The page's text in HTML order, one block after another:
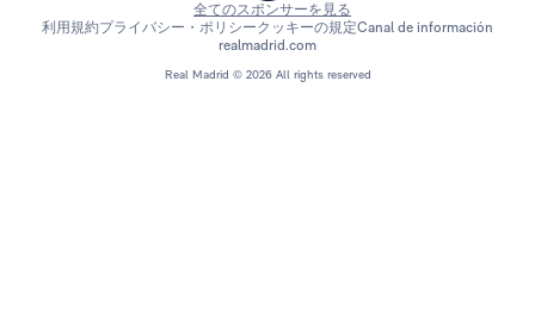
Real Madrid © 2026 All rights reserved
全てのスポンサーを見る
利用規約プライバシー・ポリシークッキーの規定Canal de información
realmadrid.com